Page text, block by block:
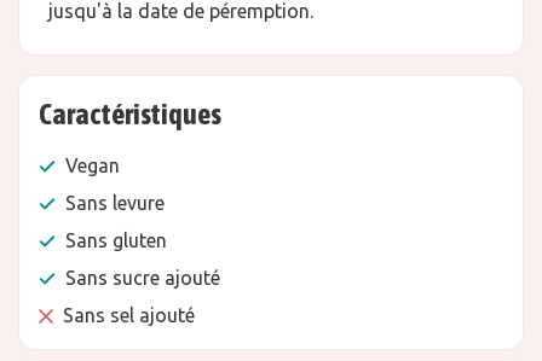
jusqu'à la date de péremption.
Caractéristiques
Vegan
Sans levure
Sans gluten
Sans sucre ajouté
Sans sel ajouté